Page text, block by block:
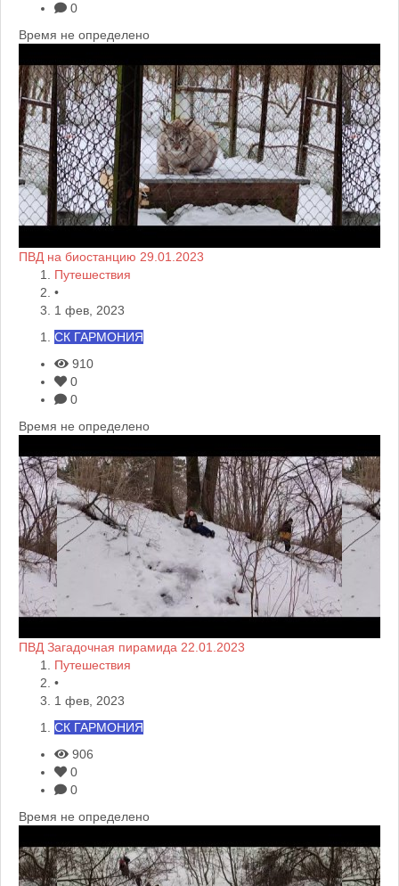
0
Время не определено
ПВД на биостанцию 29.01.2023
Путешествия
•
1 фев, 2023
СК ГАРМОНИЯ
910
0
0
Время не определено
ПВД Загадочная пирамида 22.01.2023
Путешествия
•
1 фев, 2023
СК ГАРМОНИЯ
906
0
0
Время не определено